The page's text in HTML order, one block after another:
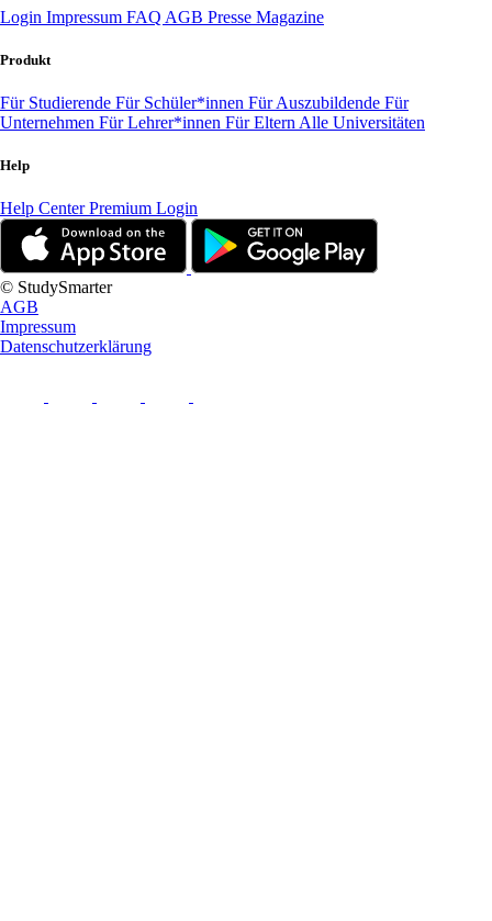
Login Impressum FAQ AGB Presse Magazine
Produkt
Für Studierende Für Schüler*innen Für Auszubildende Für
Unternehmen Für Lehrer*innen Für Eltern Alle Universitäten
Help
Help CenterPremium Login
© StudySmarter
AGB
Impressum
Datenschutzerklärung